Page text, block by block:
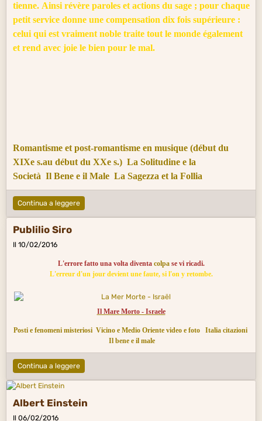
tienne. Ainsi révère paroles et actions du sage ; pour chaque
petit service donne une compensation dix fois supérieure :
celui qui est vraiment noble traite tout le monde également
et rend avec joie le bien pour le mal.
Romantisme et post-romantisme en musique (début du
XIXe s.au début du XXe s.) La Solitudine e la
Società Il Bene e il Male La Sagezza et la Follia
Continua a leggere
Publilio Siro
Il 10/02/2016
L'errore fatto una volta diventa colpase vi ricadi.
L'erreur d'un jour devient une faute, si l'on y retombe.
Il Mare Morto - Israele
Posti e fenomeni misteriosi Vicino e Medio Oriente video e foto
Italia citazioni
Il bene e il male
Continua a leggere
Albert Einstein
Il 06/02/2016